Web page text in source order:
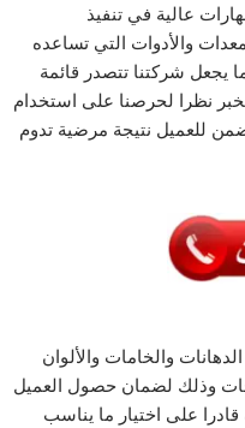
عالية في تنفيذ
والأدوات التي تساعده
يجعل شركتنا تتصدر قائمة
نظرا لحرصنا على استخدام
للعميل نتيجة مرضية تدوم
والخامات والألوان
وذلك لضمان حصول العميل
على اختيار ما يناسب